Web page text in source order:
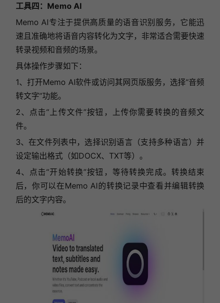
工具四：Memo AI
Memo AI专注于提供高质量的语音识别服务，它能迅
速且准确地将语音内容转化为文字，非常适合需要快速
转录视频和音频的场景。
具体操作步骤如下：
1、打开Memo AI软件或访问其网页版服务，选择“音频
转文字”功能。
2、点击“上传文件”按钮，上传你需要转换的音频文
件。
3、在文件列表中，选择识别语言（支持多种语言）并
设定输出格式（如DOCX、TXT等）。
4、点击“开始转换”按钮，等待转换完成。转换结束
后，你可以在Memo AI的转换记录中查看并编辑转换
后的文字内容。